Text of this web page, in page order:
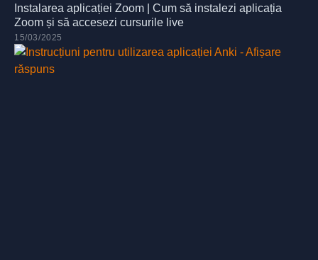
Instalarea aplicației Zoom | Cum să instalezi aplicația
Zoom și să accesezi cursurile live
15/03/2025